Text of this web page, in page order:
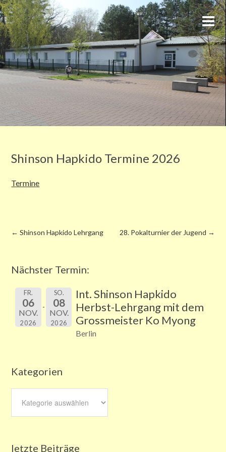
Shinson Hapkido Termine 2026
Termine
← Shinson Hapkido Lehrgang 28. Pokalturnier der Jugend →
Nächster Termin:
FR.
06
NOV.
2026
SO.
08
NOV.
2026
Int. Shinson Hapkido
Herbst-Lehrgang mit dem
Grossmeister Ko Myong
Berlin
Kategorien
letzte Beiträge